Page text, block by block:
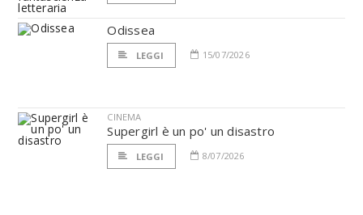
Odissea
LEGGI 15/07/2026
CINEMA
Supergirl è un po' un disastro
LEGGI 8/07/2026